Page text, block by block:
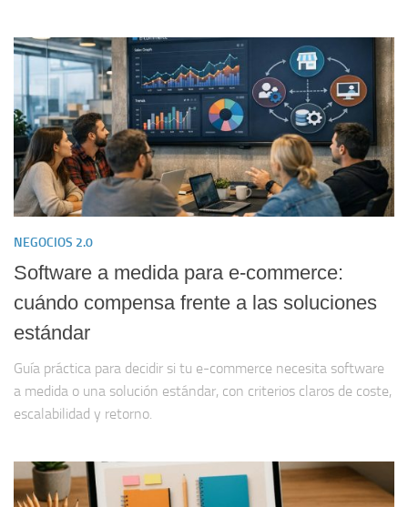
NEGOCIOS 2.0
Software a medida para e-commerce:
cuándo compensa frente a las soluciones
estándar
Guía práctica para decidir si tu e-commerce necesita software
a medida o una solución estándar, con criterios claros de coste,
escalabilidad y retorno.